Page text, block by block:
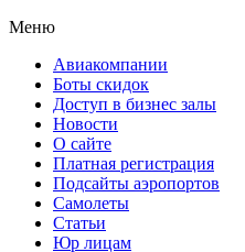
Меню
Авиакомпании
Боты скидок
Доступ в бизнес залы
Новости
О сайте
Платная регистрация
Подсайты аэропортов
Самолеты
Статьи
Юр лицам